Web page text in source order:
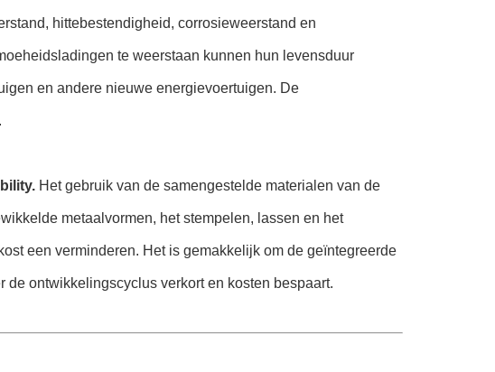
hittebestendigheid, corrosieweerstand en
te weerstaan kunnen hun levensduur
en andere nieuwe energievoertuigen. De
Het gebruik van de samengestelde materialen van de
metaalvormen, het stempelen, lassen en het
een verminderen. Het is gemakkelijk om de geïntegreerde
ontwikkelingscyclus verkort en kosten bespaart.